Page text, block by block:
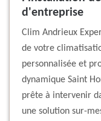
d'entreprise
Clim Andrieux
de votre
personnalisée et
dynamique Saint
prête à intervenir
une solution sur-